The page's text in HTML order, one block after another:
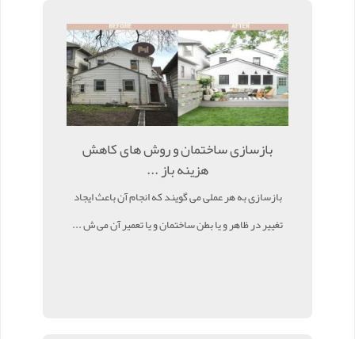
بازسازی ساختمان و روش های کاهش
هزینه باز ...
بازسازی به هر عملی می گویند که انجام آن باعث ایجاد
تغییر در ظاهر و یا بطن ساختمان و یا تعمیر آن می ش ...